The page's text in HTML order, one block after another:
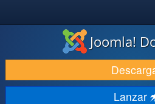
DESCARGAR
DESCUBRE Y APRENDE
Joomla!
Lanzar